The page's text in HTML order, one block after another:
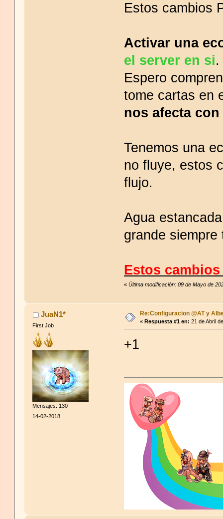
Estos cambios
Activar una
el server en si.
Espero
tome cartas en
nos afecta con
Tenemos una
no fluye, estos
flujo.
Agua
grande siempre
Estos
«Última modificación: 09 de Mayo de
JuaN1*
First Job
Mensajes: 130
14-02-2018
Re:Configuracion @AT y
«Respuesta #1 en: 21 de Abril
+1